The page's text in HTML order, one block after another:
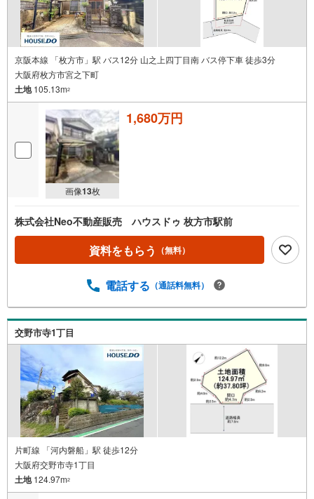
京阪本線 「枚方市」駅 バス12分 山之上四丁目南 バス停下車 徒歩3分
大阪府枚方市宮之下町
土地105.13m2
画像13枚
1,680万円
株式会社Neo不動産販売 ハウスドゥ 枚方市駅前
資料をもらう （無料）
電話する （通話料無料）
交野市寺1丁目
片町線 「河内磐船」駅 徒歩12分
大阪府交野市寺1丁目
土地124.97m2